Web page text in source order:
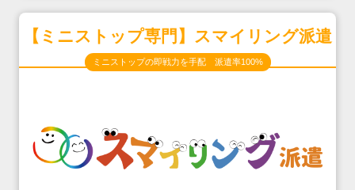
【ミニストップ専門】スマイリング派遣
ミニストップの即戦力を手配 派遣率100%